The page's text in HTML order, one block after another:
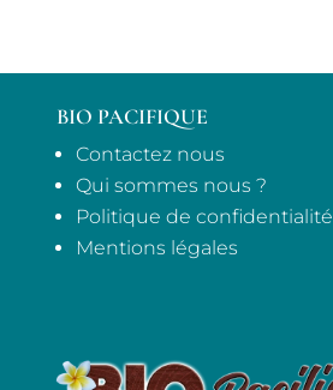
BIO PACIFIQUE
Contactez nous
Qui sommes nous ?
Politique de confidentialité
Mentions légales